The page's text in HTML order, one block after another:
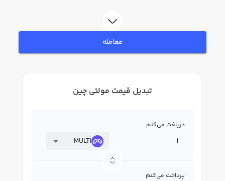
معامله
تبدیل قیمت مولتی چین
دریافت می‌کنم
MULTI
پرداخت می‌کنم